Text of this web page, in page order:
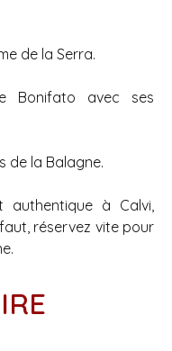
de la Serra.
Bonifato avec ses
de la Balagne.
authentique à Calvi,
réservez vite pour